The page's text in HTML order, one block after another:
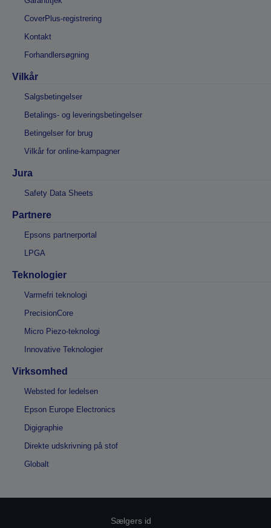
CoverPlus-registrering
Kontakt
Forhandlersøgning
Vilkår
Salgsbetingelser
Betalings- og leveringsbetingelser
Betingelser for brug
Vilkår for online-kampagner
Jura
Safety Data Sheets
Partnere
Epsons partnerportal
LPGA
Teknologier
Varmefri teknologi
PrecisionCore
Micro Piezo-teknologi
Innovative Teknologier
Virksomhed
Websted for ledelsen
Epson Europe Electronics
Digigraphie
Direkte udskrivning på stof
Globalt
Sælgers id